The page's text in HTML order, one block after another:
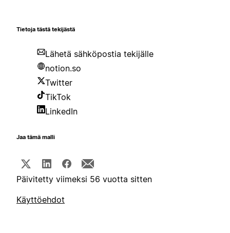
Tietoja tästä tekijästä
Lähetä sähköpostia tekijälle
notion.so
Twitter
TikTok
LinkedIn
Jaa tämä malli
Päivitetty viimeksi 56 vuotta sitten
Käyttöehdot